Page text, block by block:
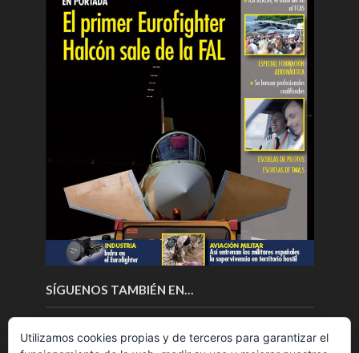
SÍGUENOS TAMBIÉN EN…
Utilizamos cookies propias y de terceros para garantizar el